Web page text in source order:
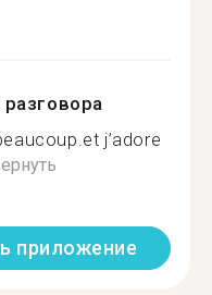
j’adore
приложение